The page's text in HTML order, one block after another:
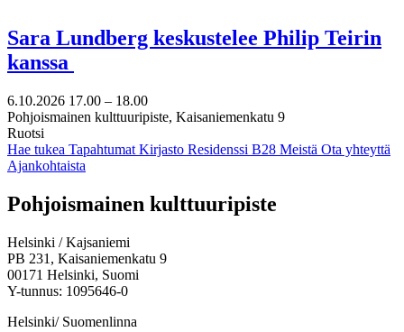
Sara Lundberg keskustelee Philip Teirin
kanssa
6.10.2026 17.00 – 18.00
Pohjoismainen kulttuuripiste, Kaisaniemenkatu 9
Ruotsi
Hae tukea Tapahtumat Kirjasto Residenssi B28 Meistä Ota yhteyttä
Ajankohtaista
Facebook:
Avataan
välilehteen
Instagram:
Avataan
välilehteen
TikTok:
Avataan
välilehteen
Youtube:
Avataan
välilehteen
Vimeo:
Avataan
välilehteen
Pohjoismainen kulttuuripiste
Helsinki / Kajsaniemi
PB 231, Kaisaniemenkatu 9
00171 Helsinki, Suomi
Y-tunnus: 1095646-0
Helsinki/ Suomenlinna